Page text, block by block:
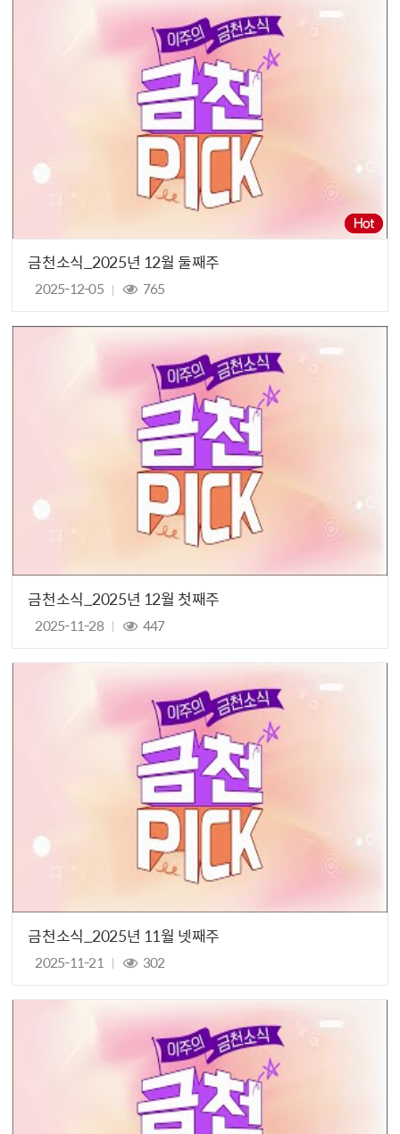
금천소식_2025년 12월 둘째주
2025-12-05 765
금천소식_2025년 12월 첫째주
2025-11-28 447
금천소식_2025년 11월 넷째주
2025-11-21 302